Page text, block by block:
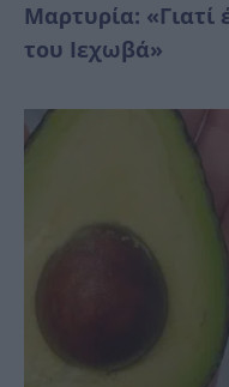
Μαρτυρία:
του Ιεχωβά»